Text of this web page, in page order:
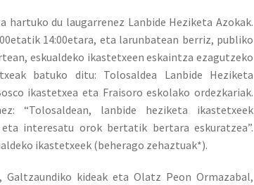
du laugarrenez Lanbide Heziketa Azokak.
14:00etara, eta larunbatean berriz, publiko
eskualdeko ikastetxeen eskaintza ezagutzeko
batuko ditu: Tolosaldea Lanbide Heziketa
ikastetxea eta Fraisoro eskolako ordezkariak.
“Tolosaldean, lanbide heziketa ikastetxeek
interesatu orok bertatik bertara eskuratzea”.
ikastetxeek (beherago zehaztuak*).
kideak eta Olatz Peon Ormazabal,